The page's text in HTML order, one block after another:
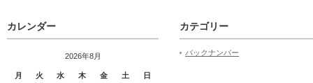
カレンダー
2026年8月
月 火 水 木 金 土 日
カテゴリー
バックナンバー